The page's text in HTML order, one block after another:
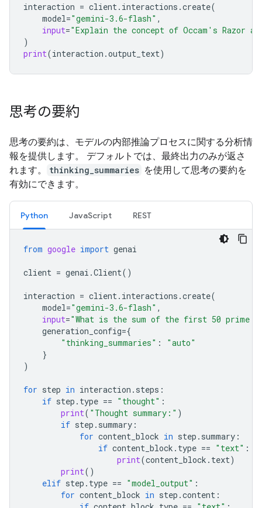
interaction = client. interactions .create(
model="gemini-3.6-flash" ,
input="Explain the concept of Occam's Razor
)
print(interaction .output_text)
思考の要約
思考の要約は、モデルの内部推論プロセスに関する分析情
報を提供します。 デフォルトでは、最終出力のみが返さ
れます。
thinking_summaries を使用して思考の要約を
有効にできます。
Python JavaScript REST
from google import genai
client = genai .Client()
interaction = client. interactions .create(
model="gemini-3.6-flash" ,
input="What is the sum of the first 50 prime
generation_config={
"thinking_summaries" :
"auto"
}
)
for step in interaction . steps :
if step . type == "thought" :
print( "Thought summary:" )
if step . summary :
for content_block in step . summary :
if content_block . type == "text" :
print(content_block . text)
print()
elif step . type == "model_output" :
for content_block in step .content :